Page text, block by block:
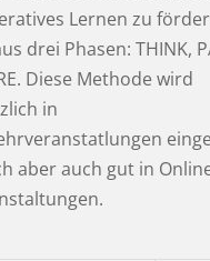
Lernen zu
drei Phasen: THINK,
Diese Methode wird
in
aber auch gut in